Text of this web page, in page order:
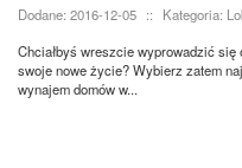
Dodane: 2016-12-05 ::
Kategoria:
Chciałbyś wreszcie wyprowadzić
swoje nowe życie? Wybierz zatem
wynajem domów w...